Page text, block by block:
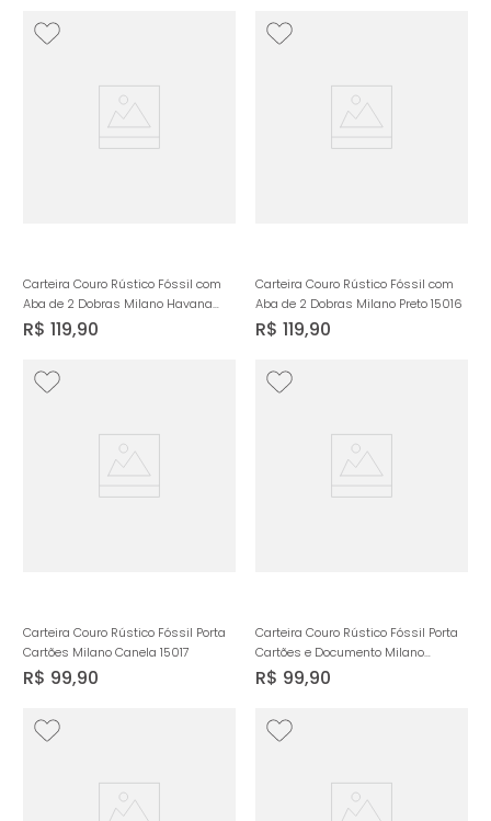
Carteira Couro Rústico Fóssil com
Aba de 2 Dobras Milano Havana
15016
R$ 119,90
Carteira Couro Rústico Fóssil com
Aba de 2 Dobras Milano Preto 15016
R$ 119,90
Carteira Couro Rústico Fóssil Porta
Cartões Milano Canela 15017
R$ 99,90
Carteira Couro Rústico Fóssil Porta
Cartões e Documento Milano
Preto/Preto 15019
R$ 99,90